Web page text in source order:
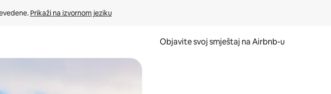
Prikaži na izvornom jeziku
Objavite svoj smještaj na Airbnb-u